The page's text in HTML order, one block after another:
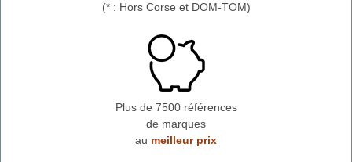
(* : Hors Corse et DOM-TOM)
Plus de 7500 références
de marques
au meilleur prix